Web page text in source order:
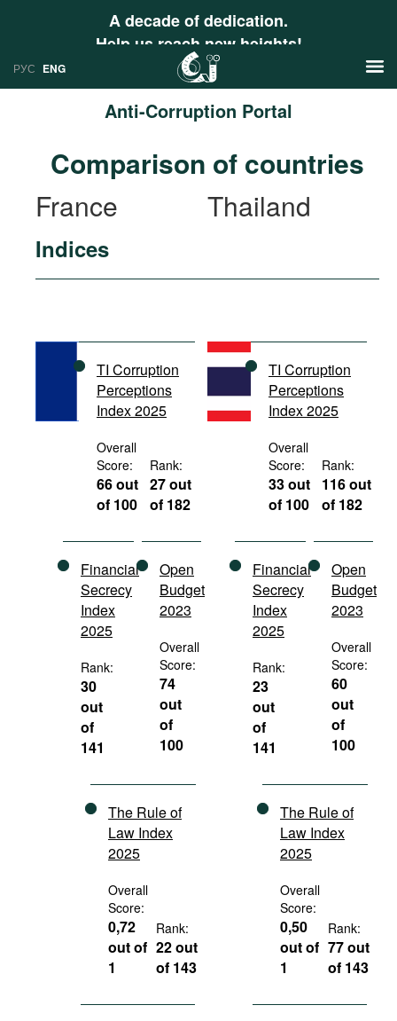
A decade of dedication.
Help us reach new heights!
РУС ENG
Anti-Corruption Portal
Research
Countries
International Organizations
Documents
Movies
Podcasts
Bookshelf
Comparison of countries
France
Thailand
Indices
TI Corruption
Perceptions
Index 2025
Overall
Score:
66 out
of 100
Rank:
27 out
of 182
Financial
Secrecy
Index
2025
Rank:
30
out
of
141
Open
Budget
2023
Overall
Score:
74
out
of
100
The Rule of
Law Index
2025
Overall
Score:
0,72
out of
1
Rank:
22 out
of 143
TI Corruption
Perceptions
Index 2025
Overall
Score:
33 out
of 100
Rank:
116 out
of 182
Financial
Secrecy
Index
2025
Rank:
23
out
of
141
Open
Budget
2023
Overall
Score:
60
out
of
100
The Rule of
Law Index
2025
Overall
Score:
0,50
out of
1
Rank:
77 out
of 143